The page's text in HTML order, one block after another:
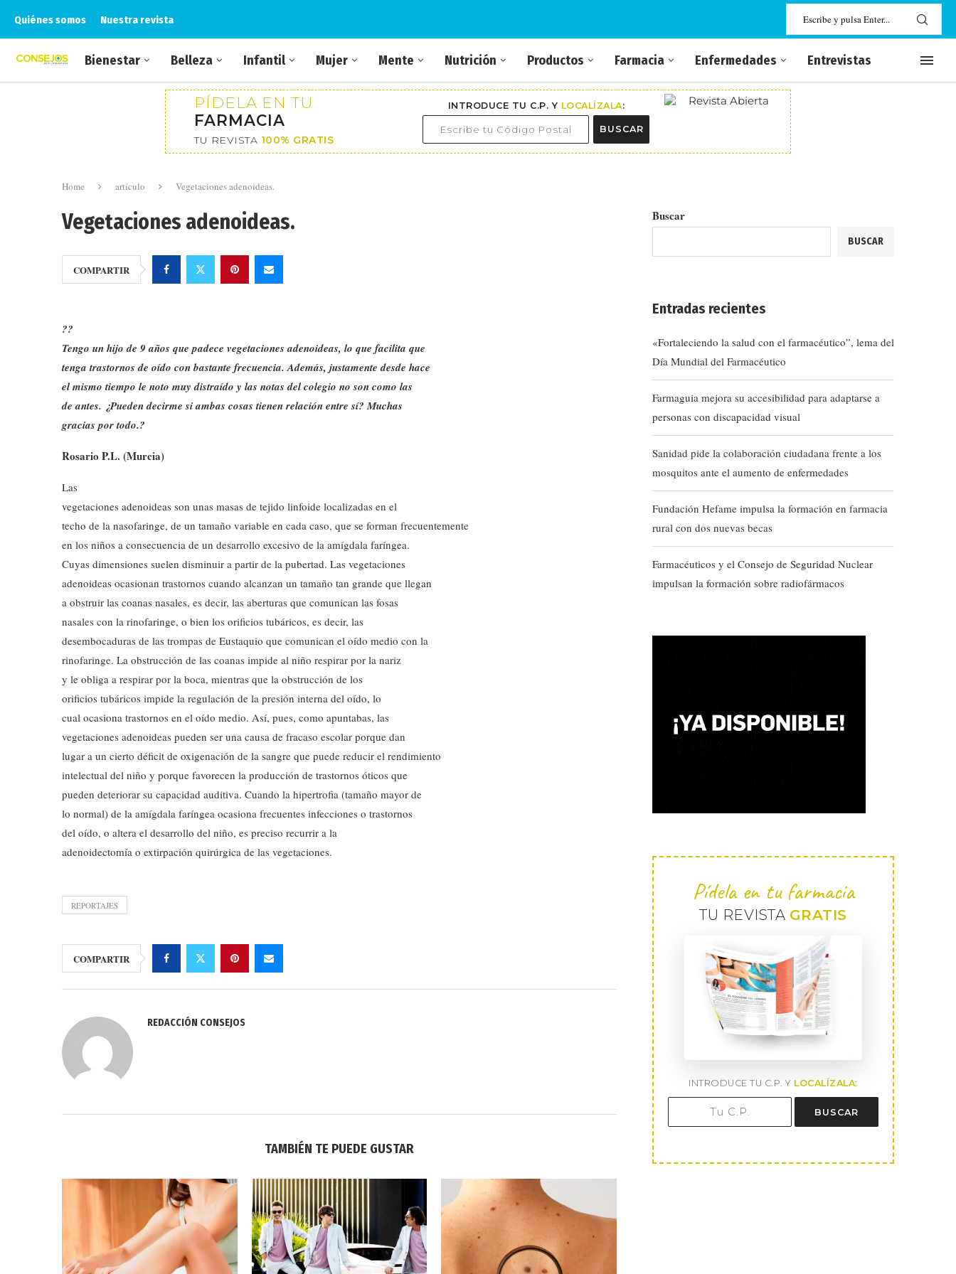
Quiénes somos Nuestra revista
Bienestar Belleza Infantil Mujer Mente Nutrición Productos Farmacia Enfermedades Entrevistas
PÍDELA EN TU
FARMACIA
TU REVISTA 100% GRATIS
INTRODUCE TU C.P. Y LOCALÍZALA:
BUSCAR
Home artículo Vegetaciones adenoideas.
Vegetaciones adenoideas.
COMPARTIR
??
Tengo un hijo de 9 años que padece vegetaciones adenoideas, lo que facilita que
tenga trastornos de oído con bastante frecuencia. Además, justamente desde hace
el mismo tiempo le noto muy distraído y las notas del colegio no son como las
de antes. ¿Pueden decirme si ambas cosas tienen relación entre sí? Muchas
gracias por todo.?
Rosario P.L. (Murcia)
Las
vegetaciones adenoideas son unas masas de tejido linfoide localizadas en el
techo de la nasofaringe, de un tamaño variable en cada caso, que se forman frecuentemente
en los niños a consecuencia de un desarrollo excesivo de la amígdala faríngea.
Cuyas dimensiones suelen disminuir a partir de la pubertad. Las vegetaciones
adenoideas ocasionan trastornos cuando alcanzan un tamaño tan grande que llegan
a obstruir las coanas nasales, es decir, las aberturas que comunican las fosas
nasales con la rinofaringe, o bien los orificios tubáricos, es decir, las
desembocaduras de las trompas de Eustaquio que comunican el oído medio con la
rinofaringe. La obstrucción de las coanas impide al niño respirar por la nariz
y le obliga a respirar por la boca, mientras que la obstrucción de los
orificios tubáricos impide la regulación de la presión interna del oído, lo
cual ocasiona trastornos en el oído medio. Así, pues, como apuntabas, las
vegetaciones adenoideas pueden ser una causa de fracaso escolar porque dan
lugar a un cierto déficit de oxigenación de la sangre que puede reducir el rendimiento
intelectual del niño y porque favorecen la producción de trastornos óticos que
pueden deteriorar su capacidad auditiva. Cuando la hipertrofia (tamaño mayor de
lo normal) de la amígdala faríngea ocasiona frecuentes infecciones o trastornos
del oído, o altera el desarrollo del niño, es preciso recurrir a la
adenoidectomía o extirpación quirúrgica de las vegetaciones.
REPORTAJES
COMPARTIR
REDACCIÓN CONSEJOS
TAMBIÉN TE PUEDE GUSTAR
Buscar
BUSCAR
Entradas recientes
«Fortaleciendo la salud con el farmacéutico”, lema del
Día Mundial del Farmacéutico
Farmaguia mejora su accesibilidad para adaptarse a
personas con discapacidad visual
Sanidad pide la colaboración ciudadana frente a los
mosquitos ante el aumento de enfermedades
Fundación Hefame impulsa la formación en farmacia
rural con dos nuevas becas
Farmacéuticos y el Consejo de Seguridad Nuclear
impulsan la formación sobre radiofármacos
Pídela en tu farmacia
TU REVISTA GRATIS
INTRODUCE TU C.P. Y LOCALÍZALA:
BUSCAR